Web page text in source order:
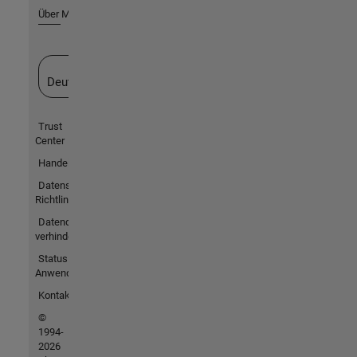
Über MathWorks
Deutschland
Trust
Center
Handelsmarken
Datenschutz-
Richtlinien
Datendiebstahl
verhindern
Status von
Anwendungen
Kontakt
©
1994-
2026